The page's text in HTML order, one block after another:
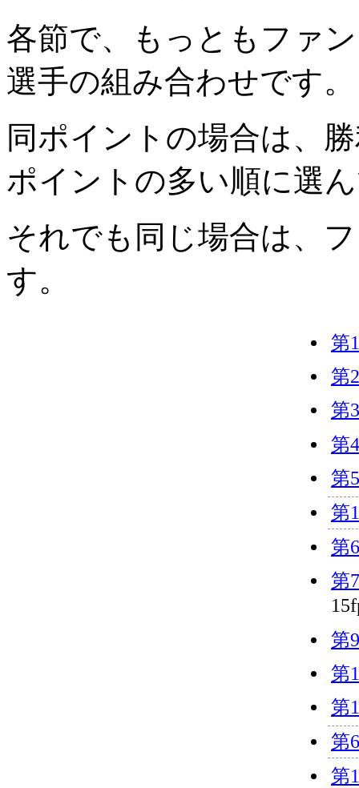
各節で、もっともファ
選手の組み合わせです。
同ポイントの場合は
ポイントの多い順に選
それでも同じ場合は、
す。
第
第
第
第
第
第
第
第
第
第
第
第
第